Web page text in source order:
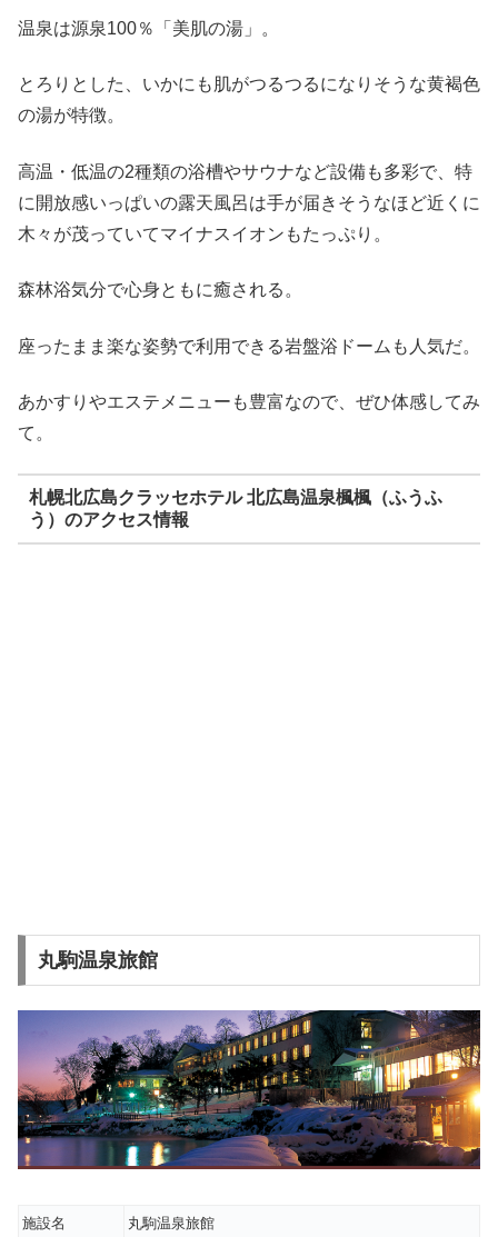
温泉は源泉100％「美肌の湯」。
とろりとした、いかにも肌がつるつるになりそうな黄褐色
の湯が特徴。
高温・低温の2種類の浴槽やサウナなど設備も多彩で、特
に開放感いっぱいの露天風呂は手が届きそうなほど近くに
木々が茂っていてマイナスイオンもたっぷり。
森林浴気分で心身ともに癒される。
座ったまま楽な姿勢で利用できる岩盤浴ドームも人気だ。
あかすりやエステメニューも豊富なので、ぜひ体感してみ
て。
札幌北広島クラッセホテル 北広島温泉楓楓（ふうふ
う）のアクセス情報
丸駒温泉旅館
施設名 丸駒温泉旅館